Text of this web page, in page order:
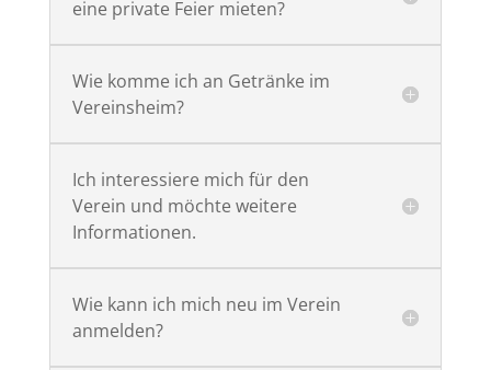
eine private Feier mieten?
Wie komme ich an Getränke im
Vereinsheim?
Ich interessiere mich für den
Verein und möchte weitere
Informationen.
Wie kann ich mich neu im Verein
anmelden?